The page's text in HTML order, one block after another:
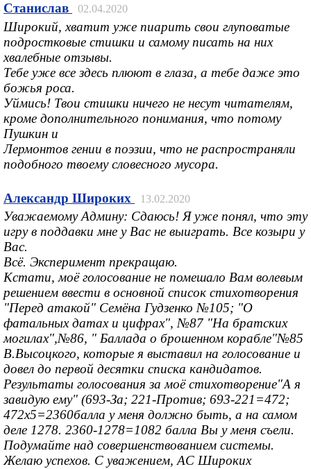
Станислав 02.04.2020
Широкий, хватит уже пиарить свои глуповатые
подростковые стишки и самому писать на них
хвалебные отзывы.
Тебе уже все здесь плюют в глаза, а тебе даже это
божья роса.
Уймись! Твои стишки ничего не несут читателям,
кроме дополнительного понимания, что потому
Пушкин и
Лермонтов гении в поэзии, что не распространяли
подобного твоему словесного мусора.
Александр Широких 13.02.2020
Уважаемому Админу: Сдаюсь! Я уже понял, что эту
игру в поддавки мне у Вас не выиграть. Все козыри у
Вас.
Всё. Эксперимент прекращаю.
Кстати, моё голосование не помешало Вам волевым
решением ввести в основной список стихотворения
"Перед атакой" Семёна Гудзенко №105; "О
фатальных датах и цифрах", №87 "На братских
могилах",№86, " Баллада о брошенном корабле"№85
В.Высоцкого, которые я выставил на голосование и
довел до первой десятки списка кандидатов.
Результаты голосования за моё стихотворение"А я
завидую ему" (693-За; 221-Против; 693-221=472;
472х5=2360балла у меня должно быть, а на самом
деле 1278. 2360-1278=1082 балла Вы у меня съели.
Подумайте над совершенствованием системы.
Желаю успехов. С уважением, АС Широких